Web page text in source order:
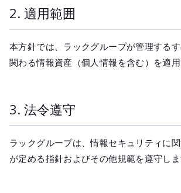
2. 適用範囲
本方針では、ラックグループが管理する
関わる情報資産（個人情報を含む）を適用
3. 法令遵守
ラックグループは、情報セキュリティに
が定める指針およびその他規範を遵守しま